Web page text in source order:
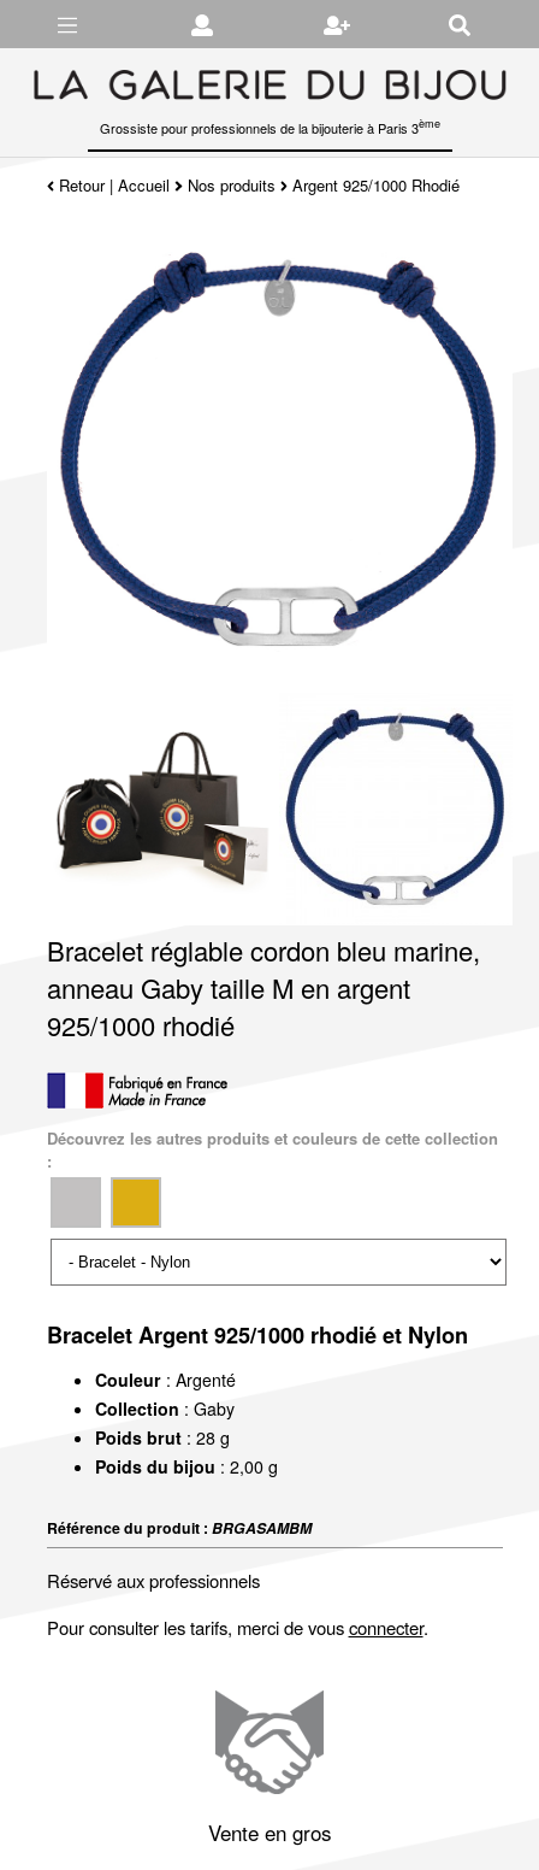
Grossiste pour professionnels de la bijouterie à Paris 3ème
Retour|Accueil Nos produits Argent 925/1000 Rhodié
Bracelet réglable cordon bleu marine,
anneau Gaby taille M en argent
925/1000 rhodié
Découvrez les autres produits et couleurs de cette collection
:
Bracelet Argent 925/1000 rhodié et Nylon
Couleur: Argenté
Collection : Gaby
Poids brut: 28 g
Poids du bijou : 2,00 g
Référence du produit : BRGASAMBM
Réservé aux professionnels
Pour consulter les tarifs, merci de vousconnecter.
Vente en gros
Gérer les préférences en matière de cookies